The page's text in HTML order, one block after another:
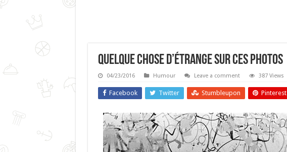
Quelque Chose D’étrange Sur Ces Photos
04/23/2016 Humour Leave a comment 387 Views
Facebook Twitter Stumbleupon Pinterest